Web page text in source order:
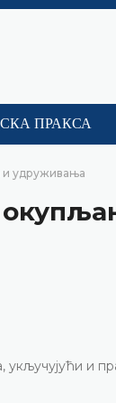
ПРАКСА
и удруживања
и